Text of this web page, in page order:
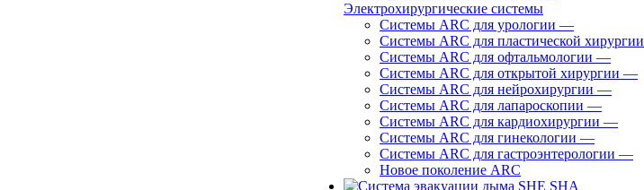
Электрохирургические системы
Системы ARC для урологии —
Системы ARC для пластической хирургии
Системы ARC для офтальмологии —
Системы ARC для открытой хирургии —
Системы ARC для нейрохирургии —
Системы ARC для лапароскопии —
Системы ARC для кардиохирургии —
Системы ARC для гинекологии —
Системы ARC для гастроэнтерологии —
Новое поколение ARC